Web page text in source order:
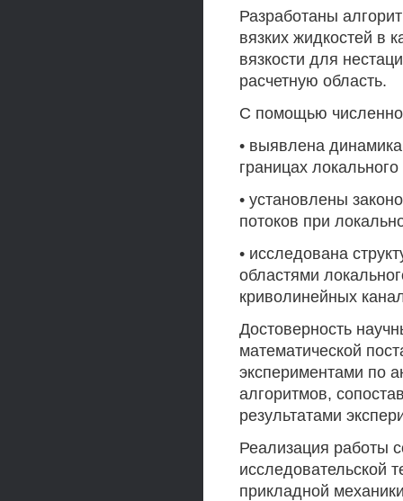
Разработаны
вязких жидкостей в
вязкости для
расчетную область.
С помощью
• выявлена
границах
• установлены
потоков при
• исследована
областями
криволинейных
Достоверность
математической
экспериментами по
алгоритмов,
результатами
Реализация работы
исследовательской
прикладной